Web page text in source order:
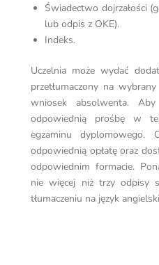
Świadectwo dojrzałości
lub odpis z OKE).
Indeks.
Uczelnia może wydać
przetłumaczony na
wniosek absolwenta.
odpowiednią prośbę w
egzaminu dyplomowego.
odpowiednią opłatę oraz
odpowiednim formacie.
nie więcej niż trzy odpisy
tłumaczeniu na język